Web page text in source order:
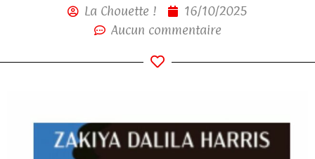
La Chouette !
16/10/2025
Aucun commentaire